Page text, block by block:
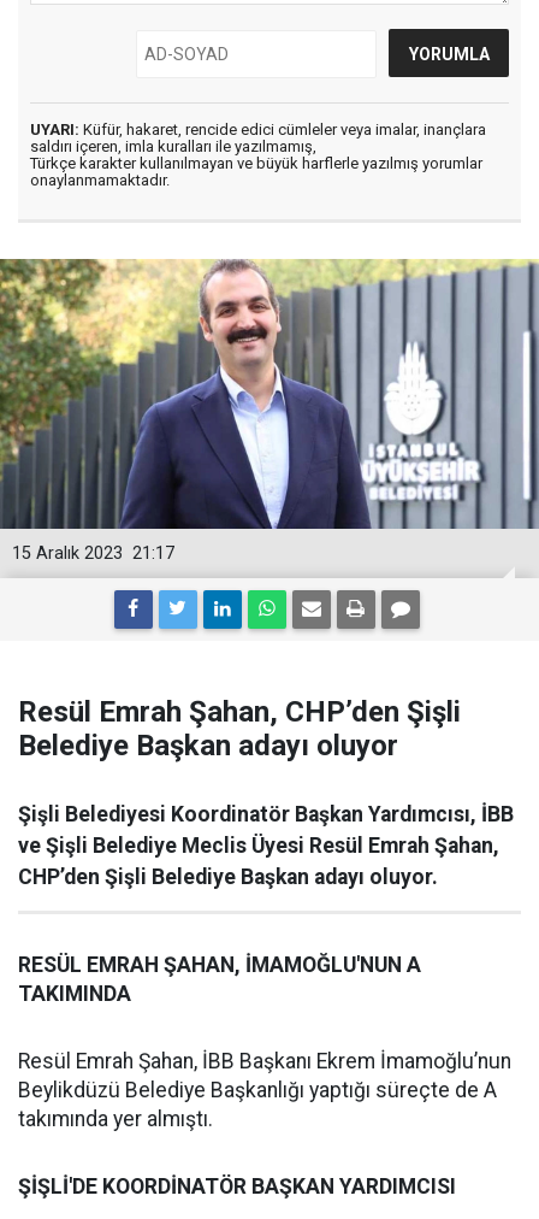
UYARI: Küfür, hakaret, rencide edici cümleler veya imalar, inançlara
saldırı içeren, imla kuralları ile yazılmamış,
Türkçe karakter kullanılmayan ve büyük harflerle yazılmış yorumlar
onaylanmamaktadır.
21:17
15 Aralık 2023
Resül Emrah Şahan, CHP’den Şişli
Belediye Başkan adayı oluyor
Şişli Belediyesi Koordinatör Başkan Yardımcısı, İBB
ve Şişli Belediye Meclis Üyesi Resül Emrah Şahan,
CHP’den Şişli Belediye Başkan adayı oluyor.
RESÜL EMRAH ŞAHAN, İMAMOĞLU'NUN A
TAKIMINDA
Resül Emrah Şahan, İBB Başkanı Ekrem İmamoğlu’nun
Beylikdüzü Belediye Başkanlığı yaptığı süreçte de A
takımında yer almıştı.
ŞİŞLİ'DE KOORDİNATÖR BAŞKAN YARDIMCISI